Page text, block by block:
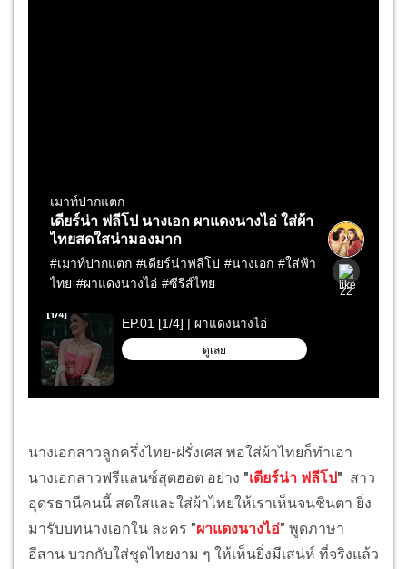
นางเอกสาวลูกครึ่งไทย-ฝรั่งเศส พอใส่ผ้าไทยก็ทำเอา
นางเอกสาวฟรีแลนซ์สุดฮอต อย่าง "เดียร์น่า ฟลีโป" สาว
อุดรธานีคนนี้ สดใสและใส่ผ้าไทยให้เราเห็นจนชินตา ยิ่ง
มารับบทนางเอกใน ละคร "ผาแดงนางไอ่" พูดภาษา
อีสาน บวกกับใส่ชุดไทยงาม ๆ ให้เห็นยิ่งมีเสน่ห์ ที่จริงแล้ว